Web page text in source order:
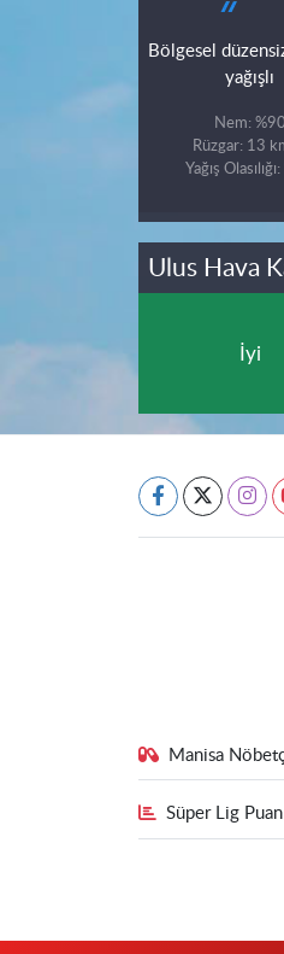
Bölgesel
yağışlı
Nem: %90
Rüzgar: 13
Yağış
Ulus Hava
İyi
Manisa
Süper Lig